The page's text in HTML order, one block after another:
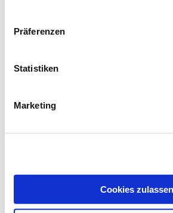
Präferenzen
Statistiken
Marketing
Cookies zulassen
öffentlichen Parkplätze an der
zu nutzen und den kurzen Fußweg
zurückzulegen.
Fürmobilitätseingeschränkte
Vielen Dank für Ihr Verständnis!